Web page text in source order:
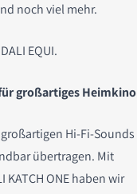
noch viel mehr.
EQUI.
großartiges Heimkino
Hi-Fi-Sounds
übertragen. Mit
ONE haben wir